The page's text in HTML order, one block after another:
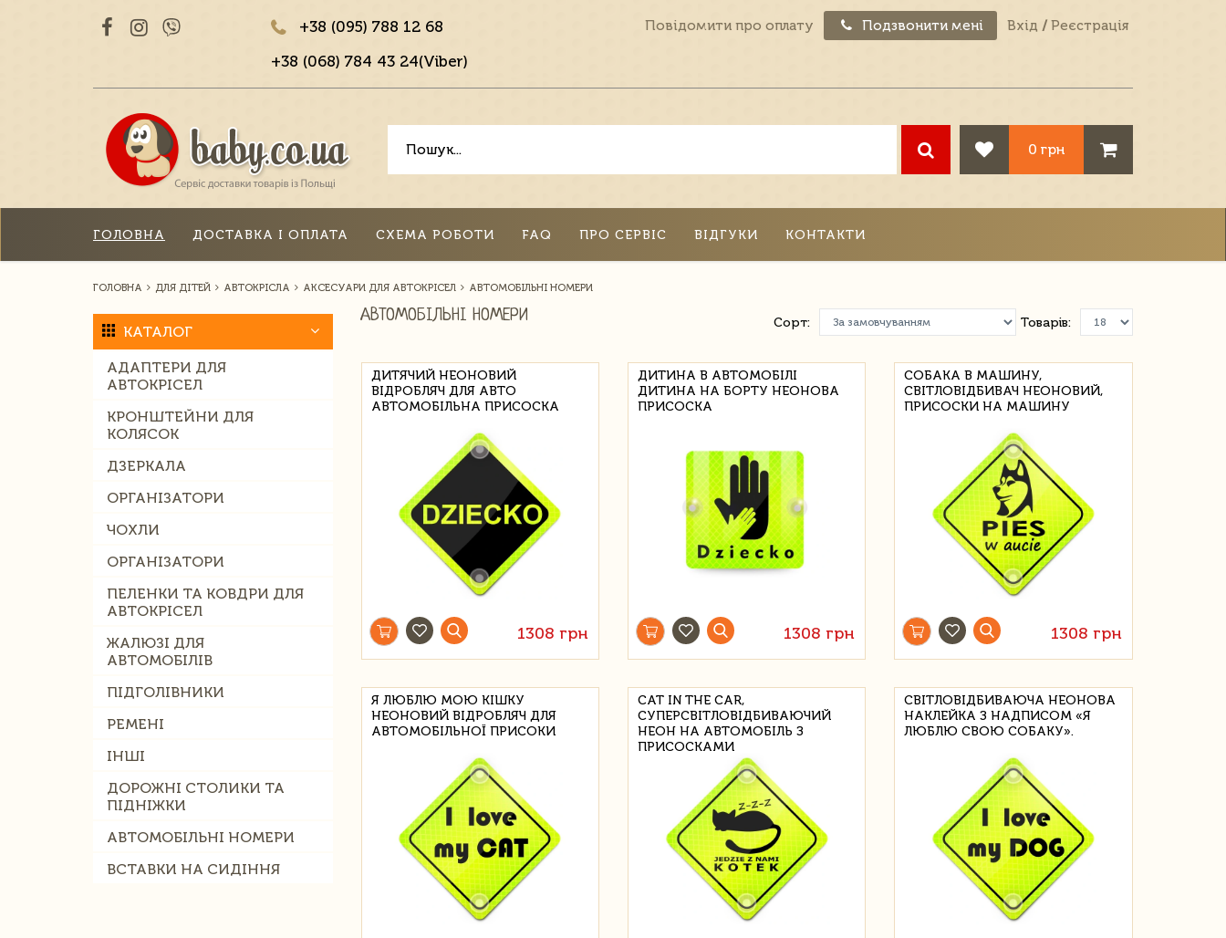
+38 (095) 788 12 68
+38 (068) 784 43 24(Viber)
Повідомити про оплату Подзвонити мені Вхід / Реєстрація
0 грн
ГОЛОВНА ДОСТАВКА І ОПЛАТА СХЕМА РОБОТИ FAQ ПРО СЕРВІС ВІДГУКИ КОНТАКТИ
ГОЛОВНА ДЛЯ ДІТЕЙ АВТОКРІСЛА АКСЕСУАРИ ДЛЯ АВТОКРІСЕЛ АВТОМОБІЛЬНІ НОМЕРИ
КАТАЛОГ
АДАПТЕРИ ДЛЯ
АВТОКРІСЕЛ
КРОНШТЕЙНИ ДЛЯ
КОЛЯСОК
ДЗЕРКАЛА
ОРГАНІЗАТОРИ
ЧОХЛИ
ОРГАНІЗАТОРИ
ПЕЛЕНКИ ТА КОВДРИ ДЛЯ
АВТОКРІСЕЛ
ЖАЛЮЗІ ДЛЯ
АВТОМОБІЛІВ
ПІДГОЛІВНИКИ
РЕМЕНІ
ІНШІ
ДОРОЖНІ СТОЛИКИ ТА
ПІДНІЖКИ
АВТОМОБІЛЬНІ НОМЕРИ
ВСТАВКИ НА СИДІННЯ
АВТОМОБІЛЬНІ НОМЕРИ Товарів:
Сорт:
ДИТЯЧИЙ НЕОНОВИЙ
ВІДРОБЛЯЧ ДЛЯ АВТО
АВТОМОБІЛЬНА ПРИСОСКА
1308 грн
ДИТИНА В АВТОМОБІЛІ
ДИТИНА НА БОРТУ НЕОНОВА
ПРИСОСКА
1308 грн
СОБАКА В МАШИНУ,
СВІТЛОВІДБИВАЧ НЕОНОВИЙ,
ПРИСОСКИ НА МАШИНУ
1308 грн
Я ЛЮБЛЮ МОЮ КІШКУ
НЕОНОВИЙ ВІДРОБЛЯЧ ДЛЯ
АВТОМОБІЛЬНОЇ ПРИСОКИ
CAT IN THE CAR,
СУПЕРСВІТЛОВІДБИВАЮЧИЙ
НЕОН НА АВТОМОБІЛЬ З
ПРИСОСКАМИ
СВІТЛОВІДБИВАЮЧА НЕОНОВА
НАКЛЕЙКА З НАДПИСОМ «Я
ЛЮБЛЮ СВОЮ СОБАКУ».